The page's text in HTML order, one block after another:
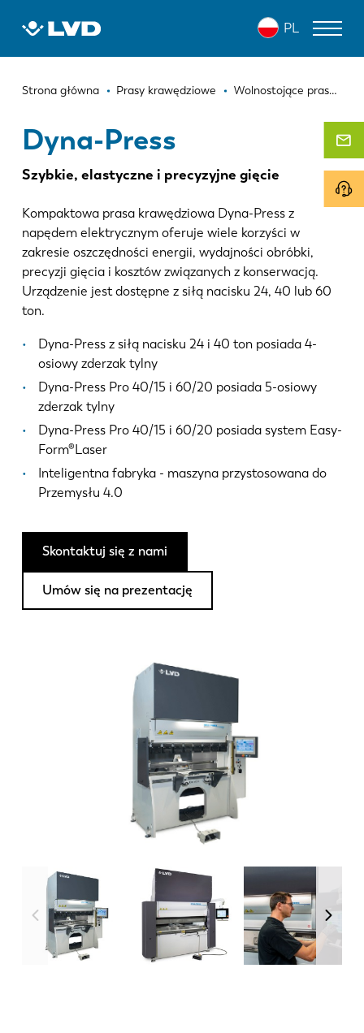
PL
Ścieżka
Strona główna Prasy krawędziowe Wolnostojące prasy krawędziowe
Dyna-Press
Szybkie, elastyczne i precyzyjne gięcie
Kompaktowa prasa krawędziowa Dyna-Press z
napędem elektrycznym oferuje wiele korzyści w
zakresie oszczędności energii, wydajności obróbki,
precyzji gięcia i kosztów związanych z konserwacją.
Urządzenie jest dostępne z siłą nacisku 24, 40 lub 60
ton.
Dyna-Press z siłą nacisku 24 i 40 ton posiada 4-
osiowy zderzak tylny
Dyna-Press Pro 40/15 i 60/20 posiada 5-osiowy
zderzak tylny
Dyna-Press Pro 40/15 i 60/20 posiada system Easy-
Form®Laser
Inteligentna fabryka - maszyna przystosowana do
Przemysłu 4.0
Skontaktuj się z nami
Umów się na prezentację
DYNA-PRESS
WYCINARKI LASEROWE
ZAGINARKI DO PANELI
NOŻYCE GILOTYNOWE
OPROGRAMOWANIE
OBSŁUGA KLIENTA
O firmie LVD
Aktualności
Odkryj LVD
Wydarzenia
Centrum zasobów
Branże i rozwiązania
Kontakt